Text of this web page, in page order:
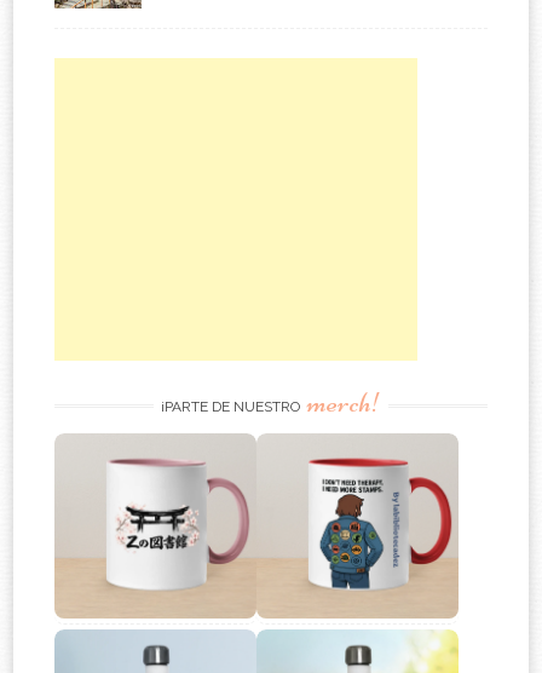
¡PARTE DE NUESTRO merch!